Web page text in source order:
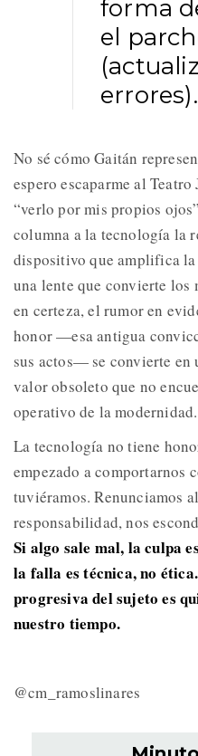
forma
el
errores).
No sé cómo Gaitán
espero escaparme al
“verlo por mis propios
columna a la tecnología la
dispositivo que amplifica
una lente que convierte los
en certeza, el rumor en
honor —esa antigua
sus actos— se convierte en
valor obsoleto que no
operativo de la modernidad.
La tecnología no tiene
empezado a comportarnos
tuviéramos. Renunciamos
responsabilidad, nos
Si algo sale mal, la culpa
la falla es técnica, no
progresiva del sujeto es
nuestro tiempo.
@cm_ramoslinares